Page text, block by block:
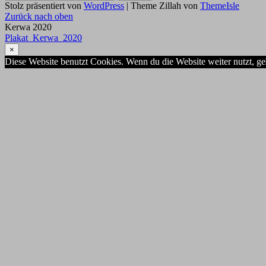
nach:
Stolz präsentiert von WordPress | Theme Zillah von ThemeIsle
Zurück nach oben
Kerwa 2020
Plakat_Kerwa_2020
×
Diese Website benutzt Cookies. Wenn du die Website weiter nutzt,